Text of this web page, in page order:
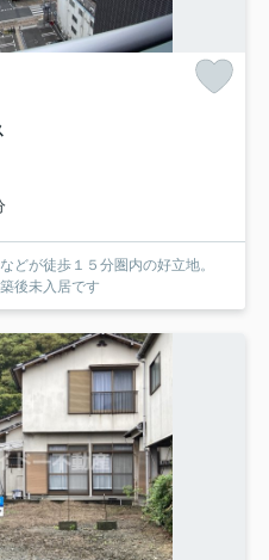
どが徒歩１５分圏内の好立地。
後未入居です